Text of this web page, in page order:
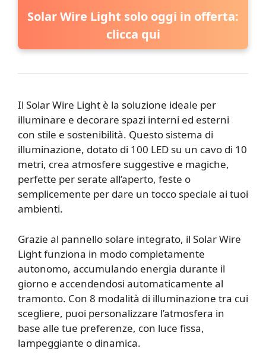
Solar Wire Light solo oggi in offerta:
clicca qui
Il Solar Wire Light è la soluzione ideale per
illuminare e decorare spazi interni ed esterni
con stile e sostenibilità. Questo sistema di
illuminazione, dotato di 100 LED su un cavo di 10
metri, crea atmosfere suggestive e magiche,
perfette per serate all’aperto, feste o
semplicemente per dare un tocco speciale ai tuoi
ambienti.
Grazie al pannello solare integrato, il Solar Wire
Light funziona in modo completamente
autonomo, accumulando energia durante il
giorno e accendendosi automaticamente al
tramonto. Con 8 modalità di illuminazione tra cui
scegliere, puoi personalizzare l’atmosfera in
base alle tue preferenze, con luce fissa,
lampeggiante o dinamica.